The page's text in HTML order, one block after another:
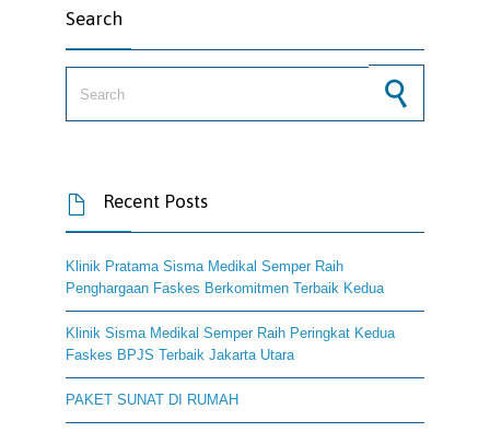
Search
 Recent Posts
Klinik Pratama Sisma Medikal Semper Raih
Penghargaan Faskes Berkomitmen Terbaik Kedua
Klinik Sisma Medikal Semper Raih Peringkat Kedua
Faskes BPJS Terbaik Jakarta Utara
PAKET SUNAT DI RUMAH